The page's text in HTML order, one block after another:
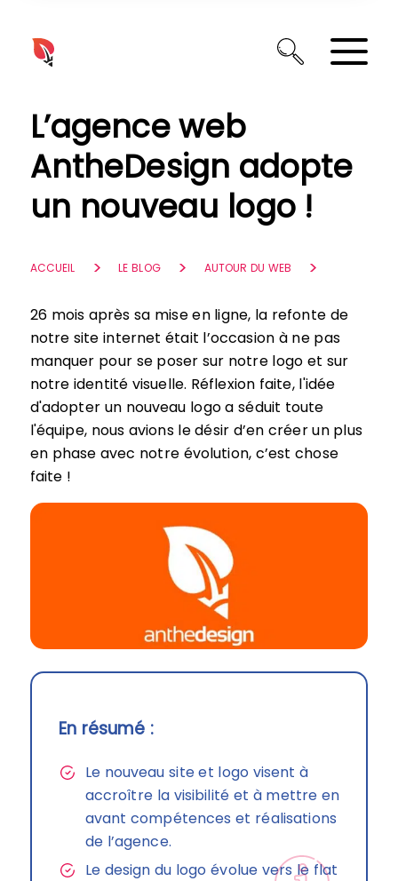
L’agence web
AntheDesign adopte
un nouveau logo !
ACCUEIL LE BLOG AUTOUR DU WEB
26 mois après sa mise en ligne, la refonte de
notre site internet était l’occasion à ne pas
manquer pour se poser sur notre logo et sur
notre identité visuelle. Réflexion faite, l'idée
d'adopter un nouveau logo a séduit toute
l'équipe, nous avions le désir d’en créer un plus
en phase avec notre évolution, c’est chose
faite !
En résumé :
Le nouveau site et logo visent à
accroître la visibilité et à mettre en
avant compétences et réalisations
de l’agence.
Le design du logo évolue vers le flat